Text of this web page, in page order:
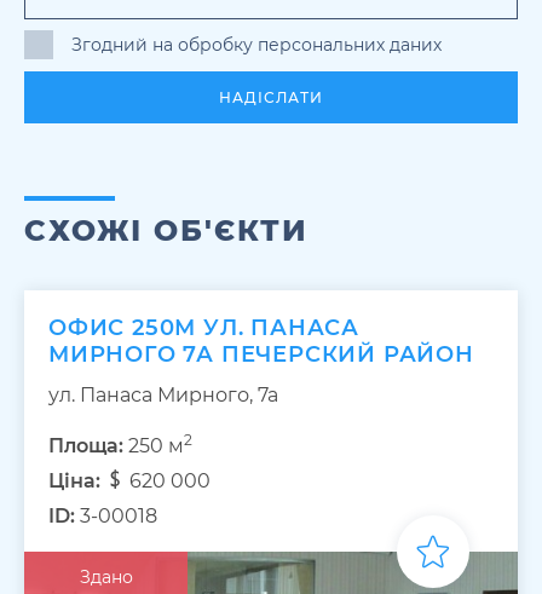
Згодний на обробку персональних даних
НАДІСЛАТИ
СХОЖІ ОБ'ЄКТИ
ОФИС 250М УЛ. ПАНАСА
МИРНОГО 7А ПЕЧЕРСКИЙ РАЙОН
ул. Панаса Мирного, 7а
Площа: 250 м2
Ціна:
620 000
ID: 3-00018
Здано